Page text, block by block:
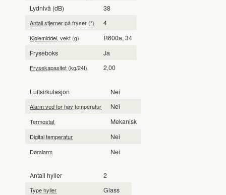
Lydnivå (dB)
38
Antall stjerner på fryser (*) 4
Kjølemiddel, vekt (g)
R600a, 34
Fryseboks
Ja
Frysekapasitet (kg/24t) 2,00
Luftsirkulasjon Nei
Alarm ved for høy temperatur Nei
Termostat Mekanisk
Digital temperatur Nei
Døralarm Nei
Antall hyller 2
Type hyller
Glass